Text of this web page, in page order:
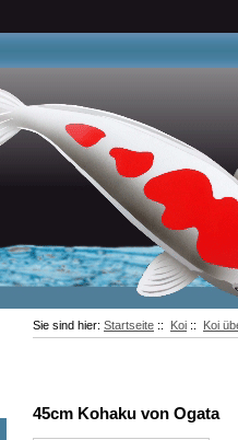
Sie sind hier: Startseite :: Koi :: Koi
45cm Kohaku von Ogata